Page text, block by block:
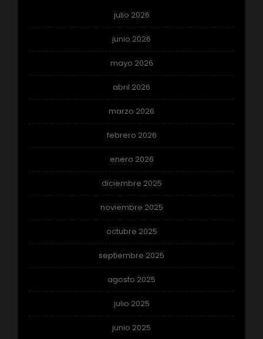
julio 2026
junio 2026
mayo 2026
abril 2026
marzo 2026
febrero 2026
enero 2026
diciembre 2025
noviembre 2025
octubre 2025
septiembre 2025
agosto 2025
julio 2025
junio 2025